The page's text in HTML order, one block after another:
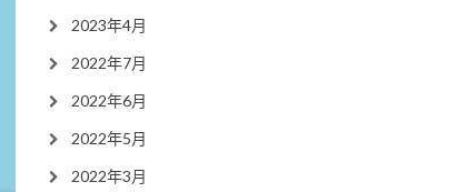
2023年4月
2022年7月
2022年6月
2022年5月
2022年3月